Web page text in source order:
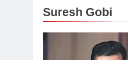
Suresh Gobi